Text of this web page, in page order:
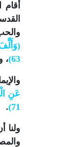
63) ،
عَنِ
71)
.
ولنا